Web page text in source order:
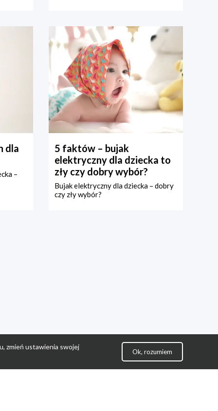
dla
–
5 faktów – bujak
elektryczny dla dziecka to
zły czy dobry wybór?
Bujak elektryczny dla dziecka – dobry
czy zły wybór?
zmień ustawienia swojej
Ok, rozumiem